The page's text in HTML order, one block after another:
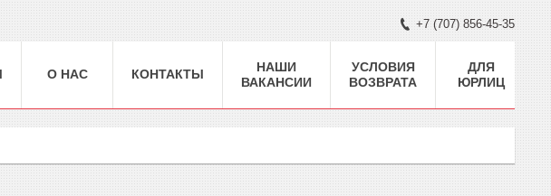
+7 (707) 856-45-35
О НАС КОНТАКТЫ
НАШИ
ВАКАНСИИ
УСЛОВИЯ
ВОЗВРАТА
ДЛЯ
ЮРЛИЦ